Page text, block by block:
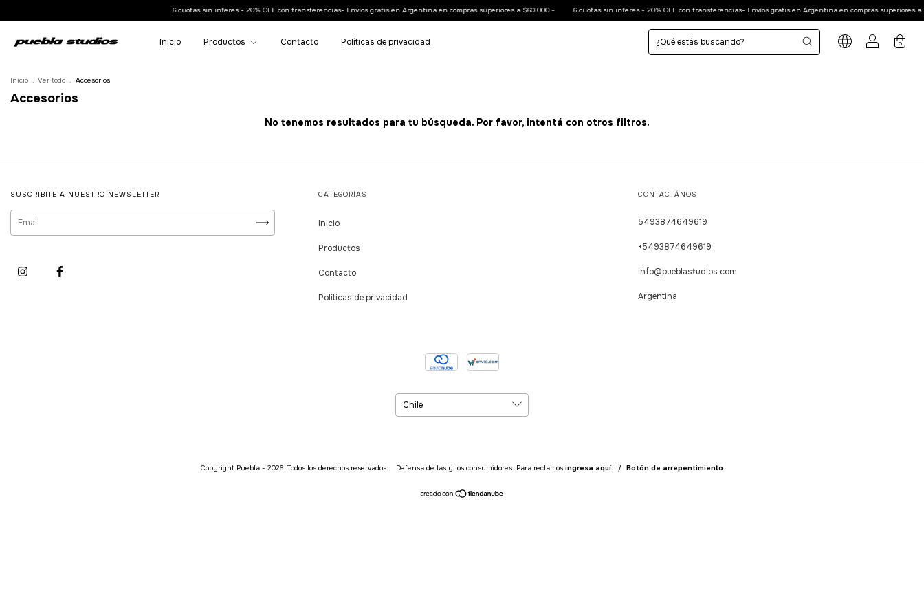
6 cuotas sin interés - 20% OFF con transferencias- Envíos gratis en Argentina en compras superiores a $60.000 - 6 cuotas sin interés - 20% OFF con transferencias- Envíos gratis en Argentina en compras superiores a
Inicio Productos Contacto Políticas de privacidad 0
Inicio . Ver todo . Accesorios
Accesorios
No tenemos resultados para tu búsqueda. Por favor, intentá con otros filtros.
SUSCRIBITE A NUESTRO NEWSLETTER CATEGORÍAS
Inicio
Productos
Contacto
Políticas de privacidad
CONTACTÁNOS
5493874649619
+5493874649619
info@pueblastudios.com
Argentina
Copyright Puebla - 2026. Todos los derechos reservados. Defensa de las y los consumidores. Para reclamos ingresa aquí. / Botón de arrepentimiento